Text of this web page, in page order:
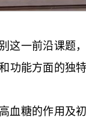
这一前沿课题
功能方面的独
血糖的作用及